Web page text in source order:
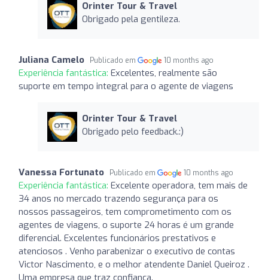
Orinter Tour & Travel
Obrigado pela gentileza.
Juliana Camelo Publicado em 10 months ago
Experiência fantástica: Excelentes, realmente são
suporte em tempo integral para o agente de viagens
Orinter Tour & Travel
Obrigado pelo feedback.:)
Vanessa Fortunato Publicado em 10 months ago
Experiência fantástica: Excelente operadora, tem mais de
34 anos no mercado trazendo segurança para os
nossos passageiros, tem comprometimento com os
agentes de viagens, o suporte 24 horas é um grande
diferencial. Excelentes funcionários prestativos e
atenciosos . Venho parabenizar o executivo de contas
Victor Nascimento, e o melhor atendente Daniel Queiroz .
Uma empresa que traz confiança.